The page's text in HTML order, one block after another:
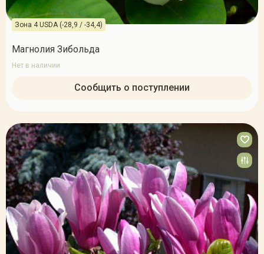
Зона 4 USDA (-28,9 / -34,4)
Магнолия Зибольда
Нет в наличии
Сообщить о поступлении